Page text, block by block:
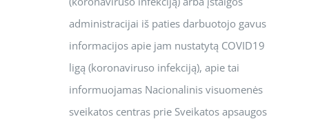
administracijai iš paties darbuotojo gavus
informacijos apie jam nustatytą COVID19
ligą (koronaviruso infekciją), apie tai
informuojamas Nacionalinis visuomenės
sveikatos centras prie Sveikatos apsaugos